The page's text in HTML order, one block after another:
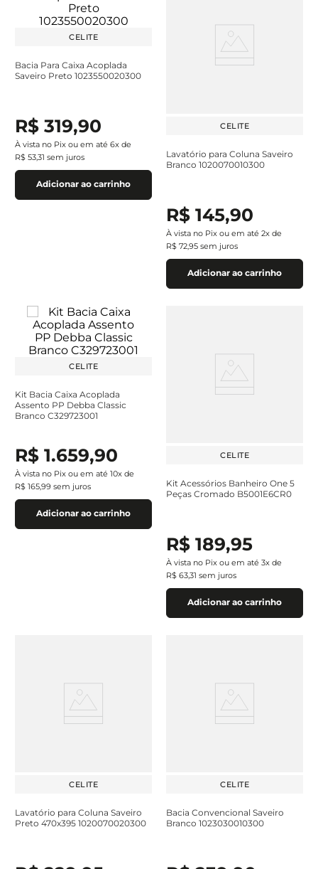
CELITE
Bacia Para Caixa Acoplada
Saveiro Preto 1023550020300
R$ 319,90
À vista no Pix ou em até 6x de
R$ 53,31 sem juros
Adicionar ao carrinho
CELITE
Lavatório para Coluna Saveiro
Branco 1020070010300
R$ 145,90
À vista no Pix ou em até 2x de
R$ 72,95 sem juros
Adicionar ao carrinho
CELITE
Kit Bacia Caixa Acoplada
Assento PP Debba Classic
Branco C329723001
R$ 1.659,90
À vista no Pix ou em até 10x de
R$ 165,99 sem juros
Adicionar ao carrinho
CELITE
Kit Acessórios Banheiro One 5
Peças Cromado B5001E6CR0
R$ 189,95
À vista no Pix ou em até 3x de
R$ 63,31 sem juros
Adicionar ao carrinho
CELITE
Lavatório para Coluna Saveiro
Preto 470x395 1020070020300
CELITE
Bacia Convencional Saveiro
Branco 1023030010300